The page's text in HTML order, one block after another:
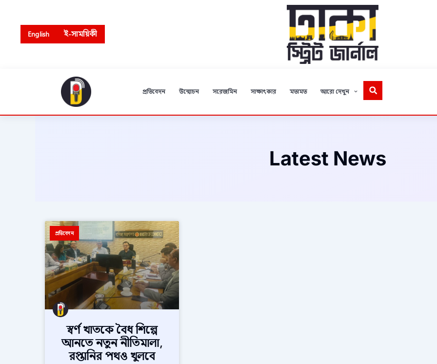
English ই-সাময়িকী
প্রতিবেদন উন্মোচন সরেজমিন সাক্ষাৎকার মতামত আরো দেখুন
Latest News
প্রতিবেদন
স্বর্ণ খাতকে বৈধ শিল্পে
আনতে নতুন নীতিমালা,
রপ্তানির পথও খুলবে